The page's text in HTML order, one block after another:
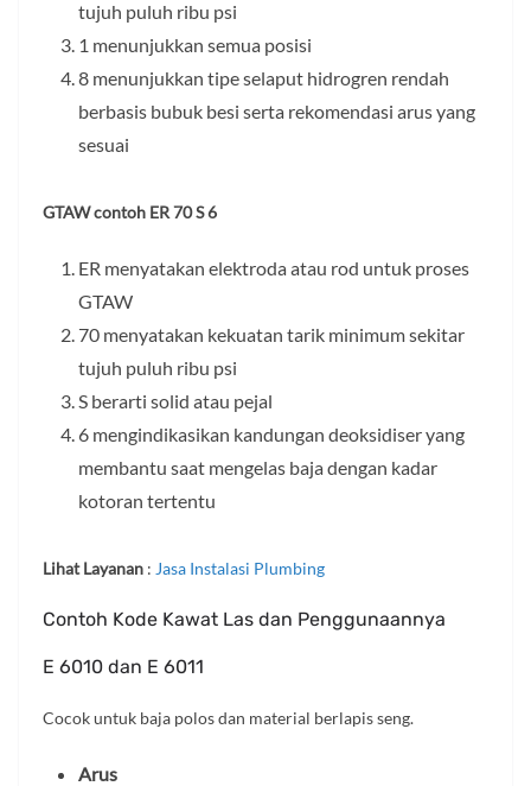
tujuh puluh ribu psi
1 menunjukkan semua posisi
8 menunjukkan tipe selaput hidrogren rendah
berbasis bubuk besi serta rekomendasi arus yang
sesuai
GTAW contoh ER 70 S 6
ER menyatakan elektroda atau rod untuk proses
GTAW
70 menyatakan kekuatan tarik minimum sekitar
tujuh puluh ribu psi
S berarti solid atau pejal
6 mengindikasikan kandungan deoksidiser yang
membantu saat mengelas baja dengan kadar
kotoran tertentu
Lihat Layanan : Jasa Instalasi Plumbing
Contoh Kode Kawat Las dan Penggunaannya
E 6010 dan E 6011
Cocok untuk baja polos dan material berlapis seng.
Arus